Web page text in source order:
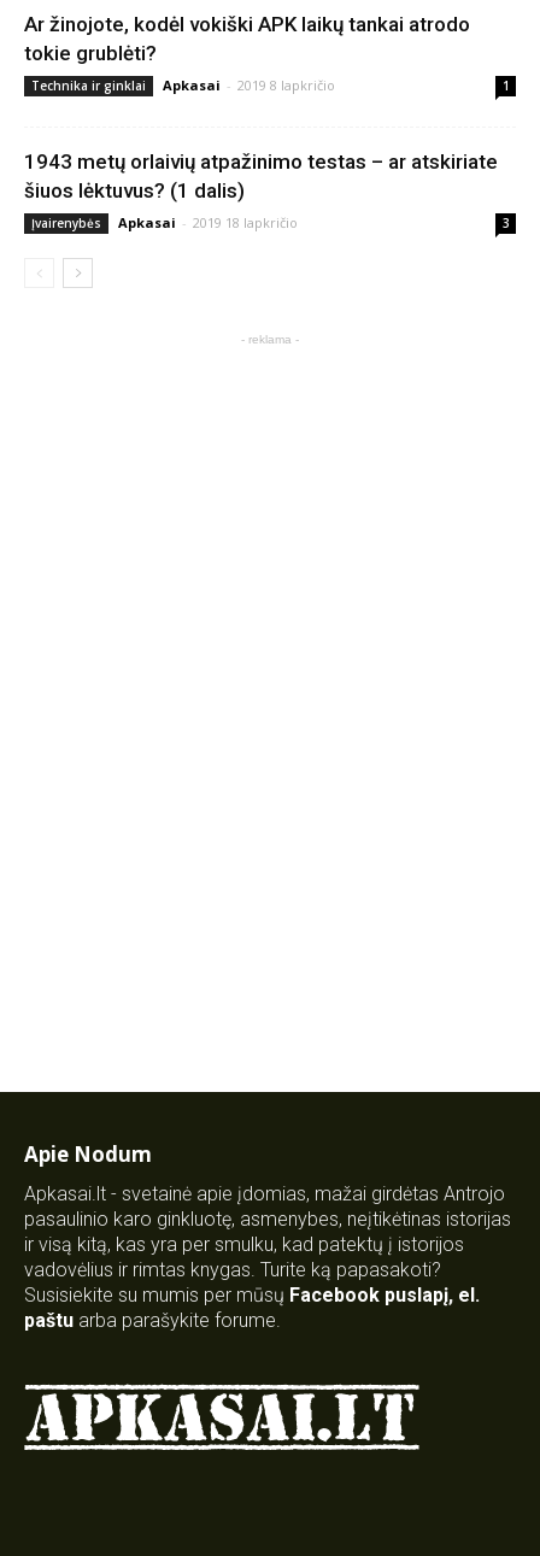
Ar žinojote, kodėl vokiški APK laikų tankai atrodo
tokie grublėti?
Technika ir ginklai Apkasai - 2019 8 lapkričio 1
1943 metų orlaivių atpažinimo testas – ar atskiriate
šiuos lėktuvus? (1 dalis)
Įvairenybės Apkasai - 2019 18 lapkričio 3
- reklama -
Apie Nodum
Apkasai.lt - svetainė apie įdomias, mažai girdėtas Antrojo
pasaulinio karo ginkluotę, asmenybes, neįtikėtinas istorijas
ir visą kitą, kas yra per smulku, kad patektų į istorijos
vadovėlius ir rimtas knygas. Turite ką papasakoti?
Susisiekite su mumis per mūsų Facebook puslapį, el.
paštu arba parašykite forume.